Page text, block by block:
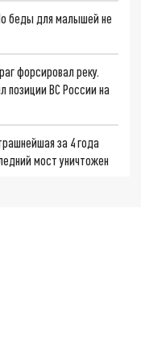
беды для малышей не
форсировал реку.
позиции ВС России на
за 4 года
мост уничтожен